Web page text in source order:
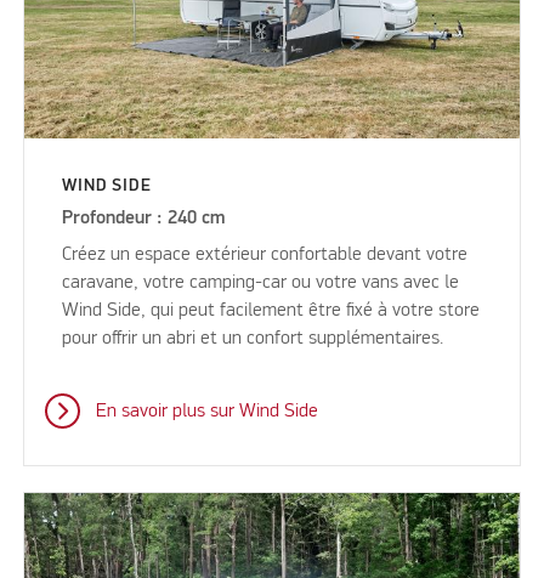
WIND SIDE
Profondeur : 240 cm
Créez un espace extérieur confortable devant votre
caravane, votre camping-car ou votre vans avec le
Wind Side, qui peut facilement être fixé à votre store
pour offrir un abri et un confort supplémentaires.
En savoir plus sur Wind Side